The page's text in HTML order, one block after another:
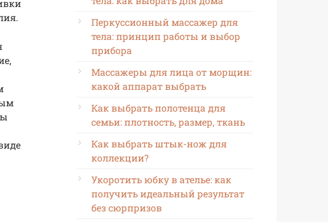
Перкуссионный массажер для
тела: принцип работы и выбор
прибора
Массажеры для лица от морщин:
какой аппарат выбрать
Как выбрать полотенца для
семьи: плотность, размер, ткань
Как выбрать штык-нож для
коллекции?
Укоротить юбку в ателье: как
получить идеальный результат
без сюрпризов